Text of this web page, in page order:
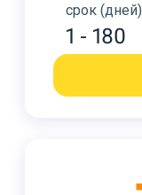
срок (дней)
1 - 180